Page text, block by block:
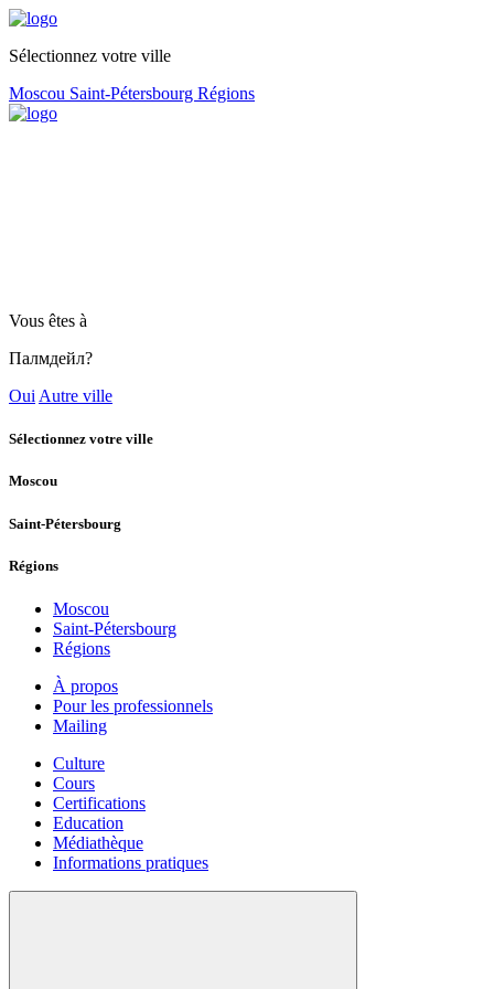
Sélectionnez votre ville
Moscou Saint-Pétersbourg Régions
Vous êtes à
Палмдейл?
Oui Autre ville
Sélectionnez votre ville
Moscou
Saint-Pétersbourg
Régions
Moscou
Saint-Pétersbourg
Régions
À propos
Pour les professionnels
Mailing
Culture
Cours
Certifications
Education
Médiathèque
Informations pratiques